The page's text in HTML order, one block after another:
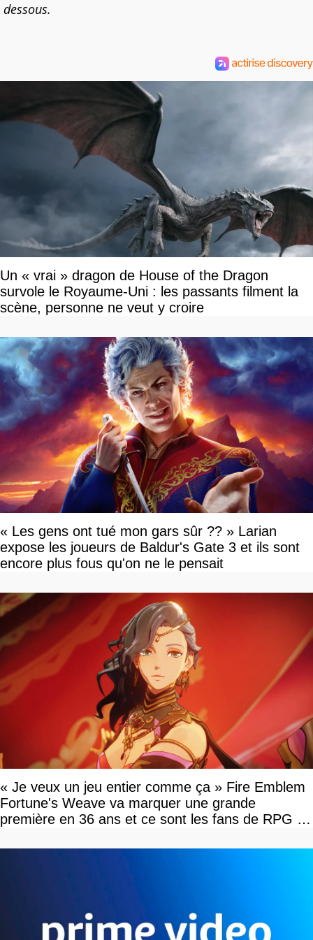
dessous.
Un « vrai » dragon de House of the Dragon
survole le Royaume-Uni : les passants filment la
scène, personne ne veut y croire
« Les gens ont tué mon gars sûr ?? » Larian
expose les joueurs de Baldur's Gate 3 et ils sont
encore plus fous qu'on ne le pensait
« Je veux un jeu entier comme ça » Fire Emblem
Fortune's Weave va marquer une grande
première en 36 ans et ce sont les fans de RPG en